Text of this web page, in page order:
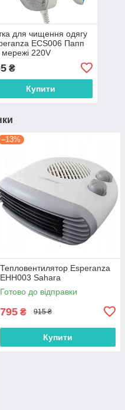
для чищення одягу
ECS006 Папп
мережі 220V
₴
Купити
–13%
Тепловентилятор Esperanza
EHH003 Sahara
Готово до відправки
795 ₴ 915 ₴
Купити